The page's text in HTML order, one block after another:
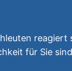
für Sie